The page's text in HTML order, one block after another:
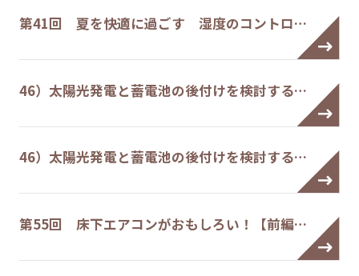
第41回 夏を快適に過ごす 湿度のコントロ…
46）太陽光発電と蓄電池の後付けを検討する…
46）太陽光発電と蓄電池の後付けを検討する…
第55回 床下エアコンがおもしろい！【前編…